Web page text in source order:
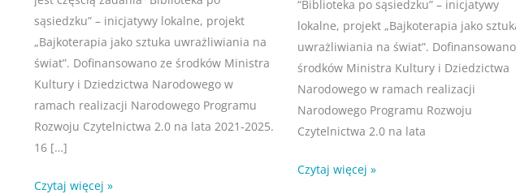
sąsiedzku” – inicjatywy lokalne, projekt
„Bajkoterapia jako sztuka uwrażliwiania na
świat”. Dofinansowano ze środków Ministra
Kultury i Dziedzictwa Narodowego w
ramach realizacji Narodowego Programu
Rozwoju Czytelnictwa 2.0 na lata 2021-2025.
16 […]
Czytaj więcej »
“Biblioteka po sąsiedzku” – inicjatywy
lokalne, projekt „Bajkoterapia jako
uwrażliwiania na świat”.
środków Ministra Kultury i Dziedzictwa
Narodowego w ramach realizacji
Narodowego Programu Rozwoju
Czytelnictwa 2.0 na lata
Czytaj więcej »